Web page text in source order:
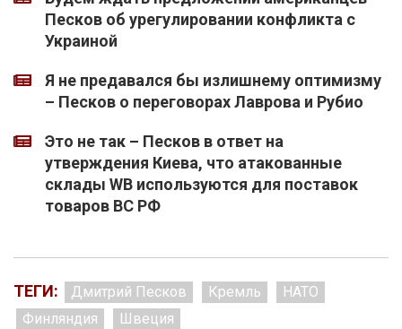
Песков об урегулировании конфликта с
Украиной
Я не предавался бы излишнему оптимизму
– Песков о переговорах Лаврова и Рубио
Это не так – Песков в ответ на
утверждения Киева, что атакованные
склады WB используются для поставок
товаров ВС РФ
ТЕГИ: Дмитрий Песков Кремль
НАТО
Финляндия
Швеция